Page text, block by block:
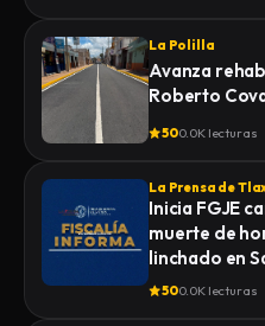
La Polilla
Avanza
Roberto
500.0K lecturas
La Prensa de
Inicia FGJE
muerte de
linchado en
500.0K lecturas